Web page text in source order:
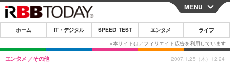
CLOSE
ホーム
IT・デジタル
MENU
ホーム IT・デジタル SPEED TEST エンタメ ライフ
エンタメ その他 2007.1.25（木）12:24